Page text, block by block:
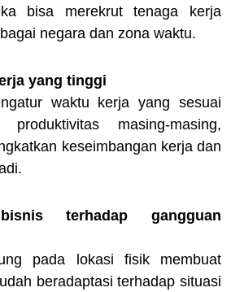
bisa merekrut tenaga kerja
negara dan zona waktu.
yang tinggi
waktu kerja yang sesuai
masing-masing,
keseimbangan kerja dan
terhadap gangguan
pada lokasi fisik membuat
beradaptasi terhadap situasi